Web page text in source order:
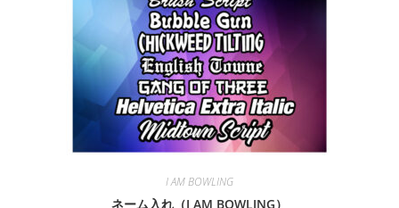
I AM BOWLING
ネーム入れ（I AM BOWLING）